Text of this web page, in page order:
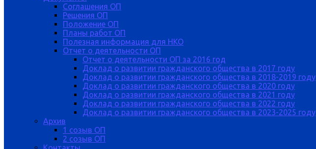
Соглашения ОП
Решения ОП
Положение ОП
Планы работ ОП
Полезная информация для НКО
Отчет о деятельности ОП
Отчет о деятельности ОП за 2016 год
Доклад о развитии гражданского общества в 2017 году
Доклад о развитии гражданского общества в 2018-2019 году
Доклад о развитии гражданского общества в 2020 году
Доклад о развитии гражданского общества в 2021 году
Доклад о развитии гражданского общества в 2022 году
Доклад о развитии гражданского общества в 2023-2025 году
Архив
1 созыв ОП
2 созыв ОП